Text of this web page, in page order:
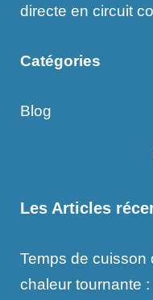
directe en circuit
Catégories
Blog
Les Articles
Temps de cuisson
chaleur tournante